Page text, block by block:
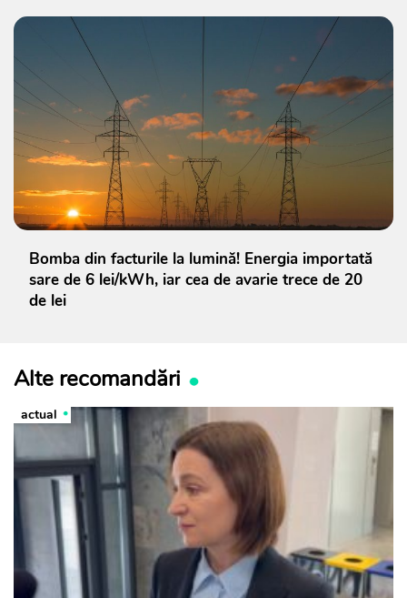
Bomba din facturile la lumină! Energia importată
sare de 6 lei/kWh, iar cea de avarie trece de 20
de lei
Alte recomandări
actual